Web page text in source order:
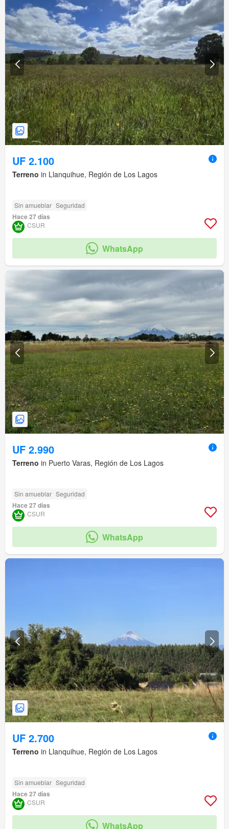
UF 2.100
Terreno in Llanquihue, Región de Los Lagos
Sin amueblar Seguridad
Hace 27 días
CSUR
WhatsApp
UF 2.990
Terreno in Puerto Varas, Región de Los Lagos
Sin amueblar Seguridad
Hace 27 días
CSUR
WhatsApp
UF 2.700
Terreno in Llanquihue, Región de Los Lagos
Sin amueblar Seguridad
Hace 27 días
CSUR
WhatsApp